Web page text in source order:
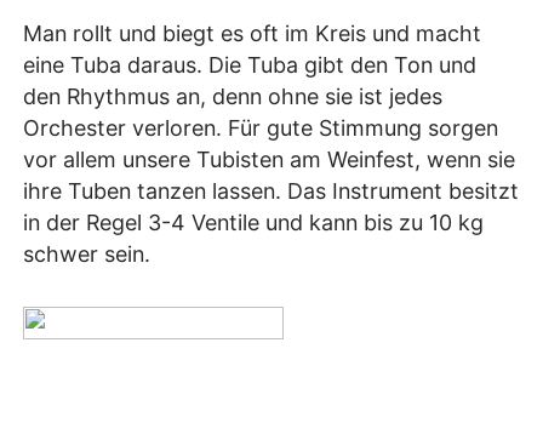
Man rollt und biegt es oft im Kreis und macht
eine Tuba daraus. Die Tuba gibt den Ton und
den Rhythmus an, denn ohne sie ist jedes
Orchester verloren. Für gute Stimmung sorgen
vor allem unsere Tubisten am Weinfest, wenn sie
ihre Tuben tanzen lassen. Das Instrument besitzt
in der Regel 3-4 Ventile und kann bis zu 10 kg
schwer sein.